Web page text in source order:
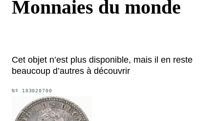
Monnaies du monde
Cet objet n’est plus disponible, mais il en reste
beaucoup d’autres à découvrir
Nº 103020700